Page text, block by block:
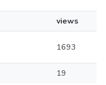
views
1693
19